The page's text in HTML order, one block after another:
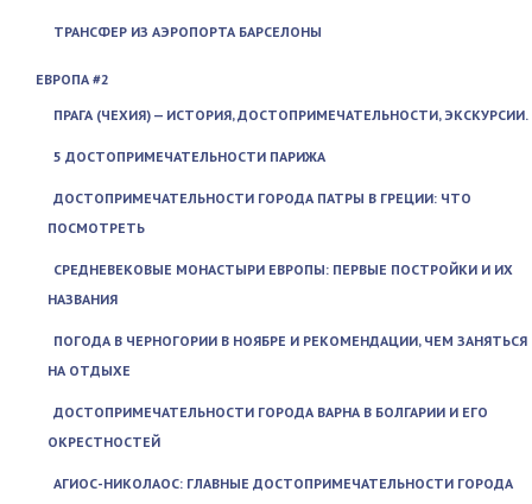
ТРАНСФЕР ИЗ АЭРОПОРТА БАРСЕЛОНЫ
ЕВРОПА #2
ПРАГА (ЧЕХИЯ) — ИСТОРИЯ, ДОСТОПРИМЕЧАТЕЛЬНОСТИ, ЭКСКУРСИИ.
5 ДОСТОПРИМЕЧАТЕЛЬНОСТИ ПАРИЖА
ДОСТОПРИМЕЧАТЕЛЬНОСТИ ГОРОДА ПАТРЫ В ГРЕЦИИ: ЧТО
ПОСМОТРЕТЬ
СРЕДНЕВЕКОВЫЕ МОНАСТЫРИ ЕВРОПЫ: ПЕРВЫЕ ПОСТРОЙКИ И ИХ
НАЗВАНИЯ
ПОГОДА В ЧЕРНОГОРИИ В НОЯБРЕ И РЕКОМЕНДАЦИИ, ЧЕМ ЗАНЯТЬСЯ
НА ОТДЫХЕ
ДОСТОПРИМЕЧАТЕЛЬНОСТИ ГОРОДА ВАРНА В БОЛГАРИИ И ЕГО
ОКРЕСТНОСТЕЙ
АГИОС-НИКОЛАОС: ГЛАВНЫЕ ДОСТОПРИМЕЧАТЕЛЬНОСТИ ГОРОДА